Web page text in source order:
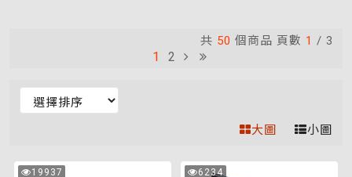
1 2
共 50 個商品 頁數 1 / 3
更
大圖 小圖
19937
三
6234
刻